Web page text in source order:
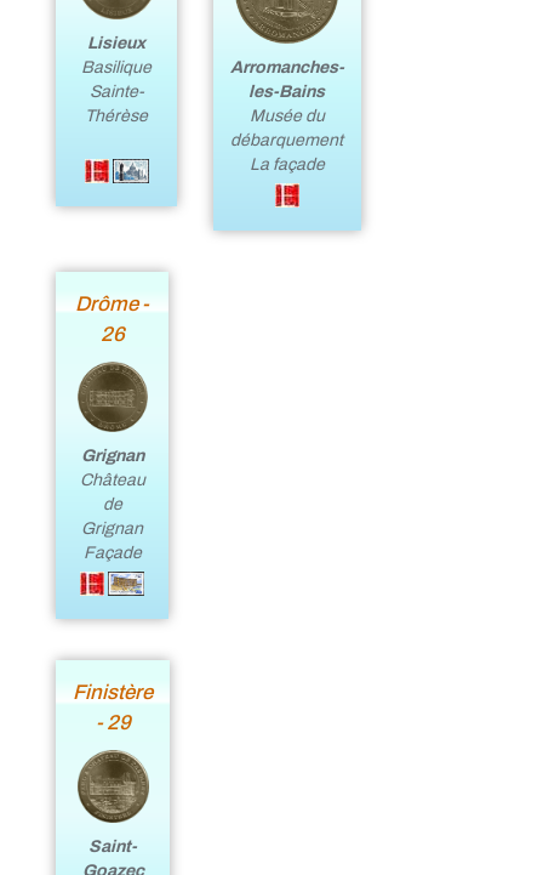
Lisieux
Basilique
Sainte-
Thérèse
Arromanches-
les-Bains
Musée du
débarquement
La façade
Drôme -
26
Grignan
Château
de
Grignan
Façade
Finistère
- 29
Saint-
Goazec